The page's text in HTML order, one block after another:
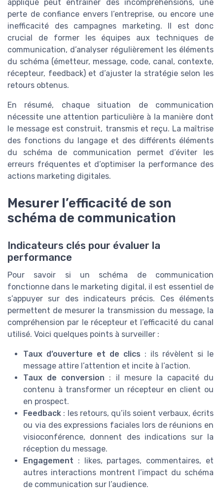
appliqué peut entraîner des incompréhensions, une
perte de confiance envers l’entreprise, ou encore une
inefficacité des campagnes marketing. Il est donc
crucial de former les équipes aux techniques de
communication, d’analyser régulièrement les éléments
du schéma (émetteur, message, code, canal, contexte,
récepteur, feedback) et d’ajuster la stratégie selon les
retours obtenus.
En résumé, chaque situation de communication
nécessite une attention particulière à la manière dont
le message est construit, transmis et reçu. La maîtrise
des fonctions du langage et des différents éléments
du schéma de communication permet d’éviter les
erreurs fréquentes et d’optimiser la performance des
actions marketing digitales.
Mesurer l’efficacité de son
schéma de communication
Indicateurs clés pour évaluer la
performance
Pour savoir si un schéma de communication
fonctionne dans le marketing digital, il est essentiel de
s’appuyer sur des indicateurs précis. Ces éléments
permettent de mesurer la transmission du message, la
compréhension par le récepteur et l’efficacité du canal
utilisé. Voici quelques points à surveiller :
Taux d’ouverture et de clics : ils révèlent si le
message attire l’attention et incite à l’action.
Taux de conversion : il mesure la capacité du
contenu à transformer un récepteur en client ou
en prospect.
Feedback : les retours, qu’ils soient verbaux, écrits
ou via des expressions faciales lors de réunions en
visioconférence, donnent des indications sur la
réception du message.
Engagement : likes, partages, commentaires, et
autres interactions montrent l’impact du schéma
de communication sur l’audience.